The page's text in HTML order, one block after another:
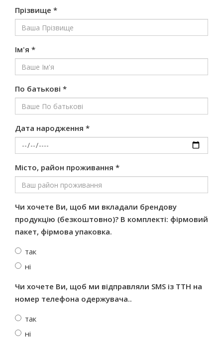
Прізвище *
Ім'я *
По батькові *
Дата народження *
Місто, район проживання *
Чи хочете Ви, щоб ми вкладали брендову
продукцію (безкоштовно)? В комплекті: фірмовий
пакет, фірмова упаковка.
так
ні
Чи хочете Ви, щоб ми відправляли SMS із ТТН на
номер телефона одержувача..
так
ні